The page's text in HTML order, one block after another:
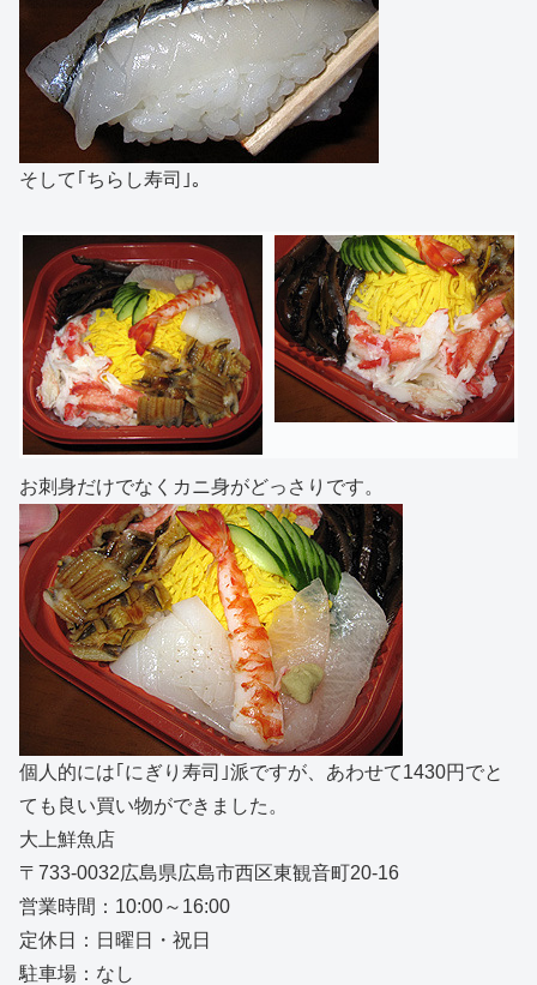
そして｢ちらし寿司｣。
お刺身だけでなくカニ身がどっさりです。
個人的には｢にぎり寿司｣派ですが、あわせて1430円でと
ても良い買い物ができました。
大上鮮魚店
〒733-0032広島県広島市西区東観音町20-16
営業時間：10:00～16:00
定休日：日曜日・祝日
駐車場：なし